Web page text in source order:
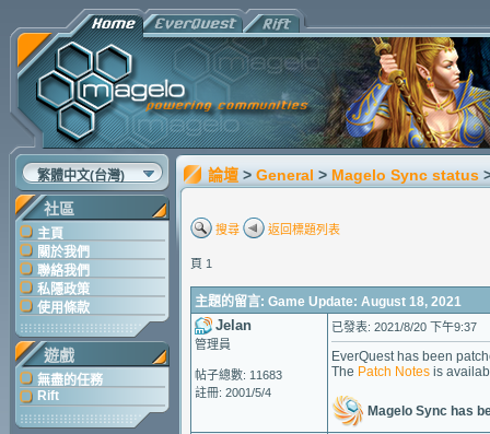
繁體中文(台灣)
社區
主頁
關於我們
聯絡我們
私隱政策
使用條款
遊戲
無盡的任務
Rift
論壇 > General > Magelo Sync status
搜尋 返回標題列表
頁 1
主題的留言: Game Update: August 18, 2021
Jelan
管理員
帖子總數: 11683
註冊: 2001/5/4
已發表: 2021/8/20 下午9:37
EverQuest has been
The Patch Notes is
Magelo Sync has